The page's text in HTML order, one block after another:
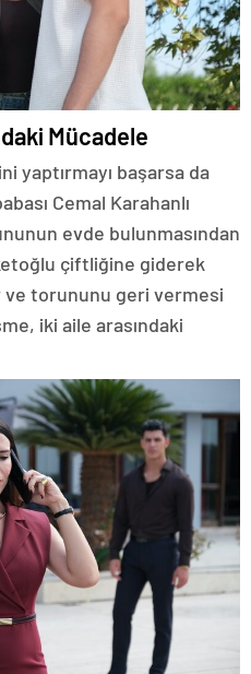
Mücadele
yaptırmayı başarsa da
Cemal Karahanlı
evde bulunmasından
çiftliğine giderek
ve torununu geri vermesi
iki aile arasındaki